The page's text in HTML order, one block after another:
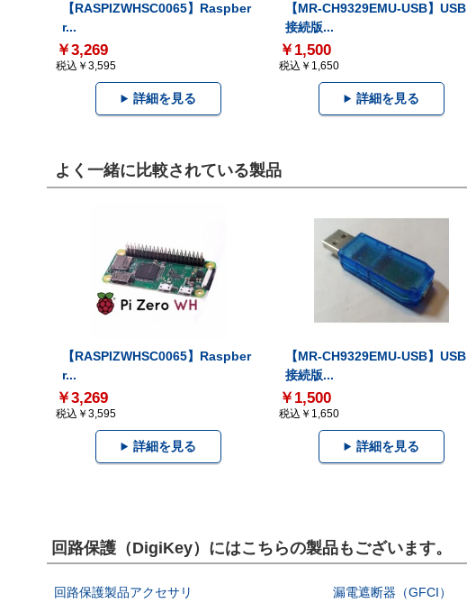
【RASPIZWHSC0065】Raspber
r...
￥3,269
税込￥3,595
詳細を見る
【MR-CH9329EMU-USB】USB
接続版...
￥1,500
税込￥1,650
詳細を見る
よく一緒に比較されている製品
【RASPIZWHSC0065】Raspber
r...
￥3,269
税込￥3,595
詳細を見る
【MR-CH9329EMU-USB】USB
接続版...
￥1,500
税込￥1,650
詳細を見る
回路保護（DigiKey）にはこちらの製品もございます。
回路保護製品アクセサリ 漏電遮断器（GFCI）